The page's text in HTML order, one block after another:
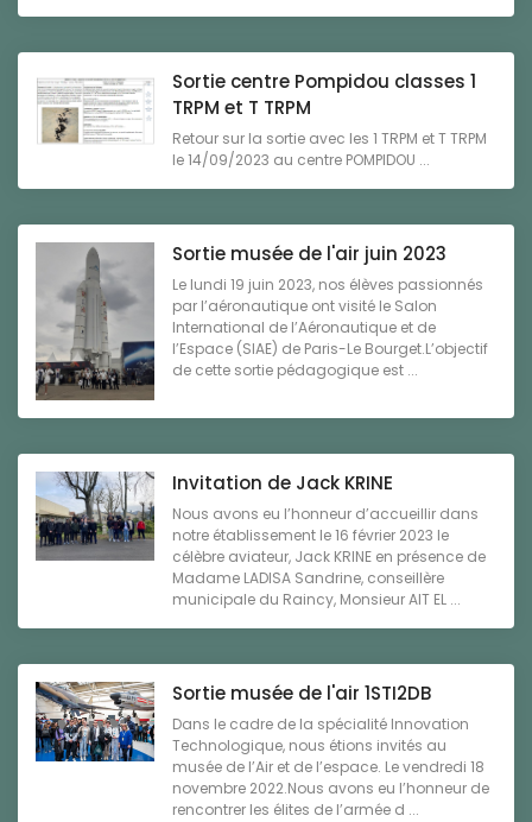
Sortie centre Pompidou classes 1
TRPM et T TRPM
Retour sur la sortie avec les 1 TRPM et T TRPM
le 14/09/2023 au centre POMPIDOU ...
Sortie musée de l'air juin 2023
Le lundi 19 juin 2023, nos élèves passionnés
par l’aéronautique ont visité le Salon
International de l’Aéronautique et de
l’Espace (SIAE) de Paris-Le Bourget.L’objectif
de cette sortie pédagogique est ...
Invitation de Jack KRINE
Nous avons eu l’honneur d’accueillir dans
notre établissement le 16 février 2023 le
célèbre aviateur, Jack KRINE en présence de
Madame LADISA Sandrine, conseillère
municipale du Raincy, Monsieur AIT EL ...
Sortie musée de l'air 1STI2DB
Dans le cadre de la spécialité Innovation
Technologique, nous étions invités au
musée de l’Air et de l’espace. Le vendredi 18
novembre 2022.Nous avons eu l’honneur de
rencontrer les élites de l’armée d ...